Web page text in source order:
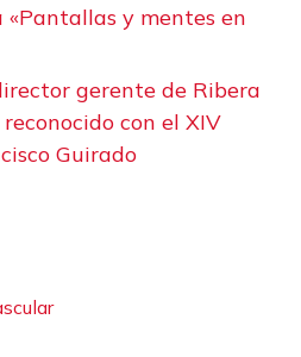
y mentes en
gerente de Ribera
con el XIV
Guirado